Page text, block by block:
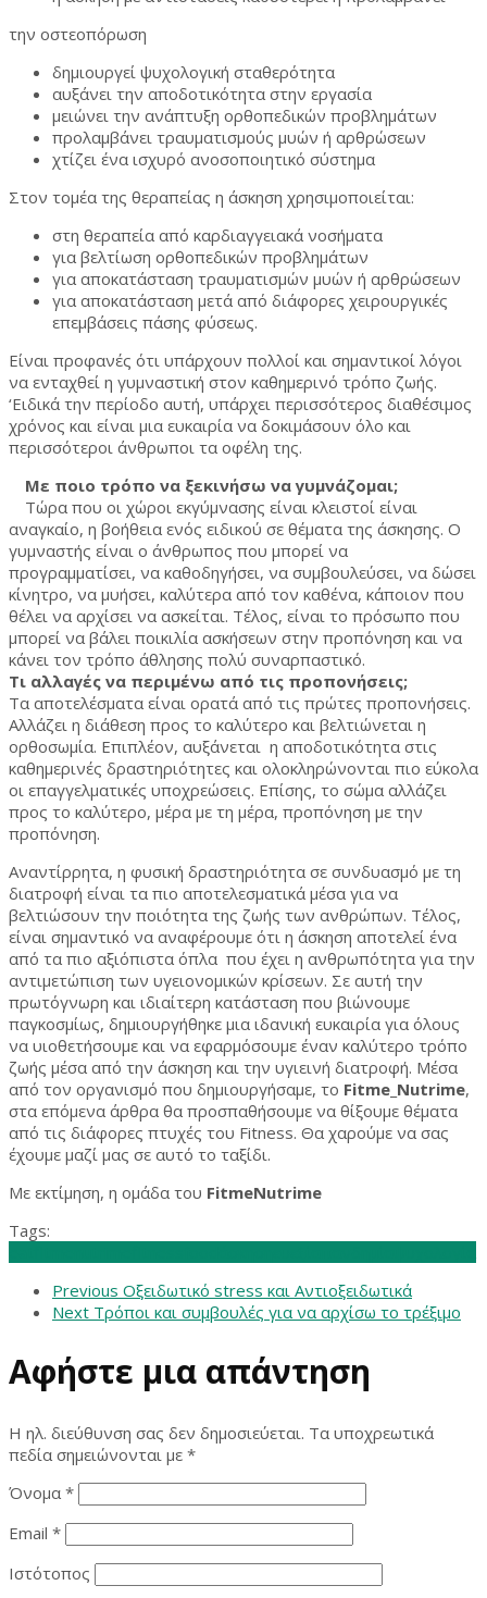
την οστεοπόρωση
δημιουργεί ψυχολογική σταθερότητα
αυξάνει την αποδοτικότητα στην εργασία
μειώνει την ανάπτυξη ορθοπεδικών προβλημάτων
προλαμβάνει τραυματισμούς μυών ή αρθρώσεων
χτίζει ένα ισχυρό ανοσοποιητικό σύστημα
Στον τομέα της θεραπείας η άσκηση χρησιμοποιείται:
στη θεραπεία από καρδιαγγειακά νοσήματα
για βελτίωση ορθοπεδικών προβλημάτων
για αποκατάσταση τραυματισμών μυών ή αρθρώσεων
για αποκατάσταση μετά από διάφορες χειρουργικές
επεμβάσεις πάσης φύσεως.
Είναι προφανές ότι υπάρχουν πολλοί και σημαντικοί λόγοι
να ενταχθεί η γυμναστική στον καθημερινό τρόπο ζωής.
‘Ειδικά την περίοδο αυτή, υπάρχει περισσότερος διαθέσιμος
χρόνος και είναι μια ευκαιρία να δοκιμάσουν όλο και
περισσότεροι άνθρωποι τα οφέλη της.
Με ποιο τρόπο να ξεκινήσω να γυμνάζομαι;
Τώρα που οι χώροι εκγύμνασης είναι κλειστοί είναι
αναγκαίο, η βοήθεια ενός ειδικού σε θέματα της άσκησης. Ο
γυμναστής είναι ο άνθρωπος που μπορεί να
προγραμματίσει, να καθοδηγήσει, να συμβουλεύσει, να δώσει
κίνητρο, να μυήσει, καλύτερα από τον καθένα, κάποιον που
θέλει να αρχίσει να ασκείται. Τέλος, είναι το πρόσωπο που
μπορεί να βάλει ποικιλία ασκήσεων στην προπόνηση και να
κάνει τον τρόπο άθλησης πολύ συναρπαστικό.
Τι αλλαγές να περιμένω από τις προπονήσεις;
Τα αποτελέσματα είναι ορατά από τις πρώτες προπονήσεις.
Αλλάζει η διάθεση προς το καλύτερο και βελτιώνεται η
ορθοσωμία. Επιπλέον, αυξάνεται η αποδοτικότητα στις
καθημερινές δραστηριότητες και ολοκληρώνονται πιο εύκολα
οι επαγγελματικές υποχρεώσεις. Επίσης, το σώμα αλλάζει
προς το καλύτερο, μέρα με τη μέρα, προπόνηση με την
προπόνηση.
Αναντίρρητα, η φυσική δραστηριότητα σε συνδυασμό με τη
διατροφή είναι τα πιο αποτελεσματικά μέσα για να
βελτιώσουν την ποιότητα της ζωής των ανθρώπων. Τέλος,
είναι σημαντικό να αναφέρουμε ότι η άσκηση αποτελεί ένα
από τα πιο αξιόπιστα όπλα που έχει η ανθρωπότητα για την
αντιμετώπιση των υγειονομικών κρίσεων. Σε αυτή την
πρωτόγνωρη και ιδιαίτερη κατάσταση που βιώνουμε
παγκοσμίως, δημιουργήθηκε μια ιδανική ευκαιρία για όλους
να υιοθετήσουμε και να εφαρμόσουμε έναν καλύτερο τρόπο
ζωής μέσα από την άσκηση και την υγιεινή διατροφή. Μέσα
από τον οργανισμό που δημιουργήσαμε, το Fitme_Nutrime,
στα επόμενα άρθρα θα προσπαθήσουμε να θίξουμε θέματα
από τις διάφορες πτυχές του Fitness. Θα χαρούμε να σας
έχουμε μαζί μας σε αυτό το ταξίδι.
Με εκτίμηση, η ομάδα του FitmeNutrime
Tags:
Previous Οξειδωτικό stress και Αντιοξειδωτικά
Next Τρόποι και συμβουλές για να αρχίσω το τρέξιμο
Αφήστε μια απάντηση
Η ηλ. διεύθυνση σας δεν δημοσιεύεται. Τα υποχρεωτικά
πεδία σημειώνονται με *
Όνομα *
Email *
Ιστότοπος